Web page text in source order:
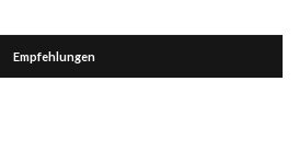
Empfehlungen